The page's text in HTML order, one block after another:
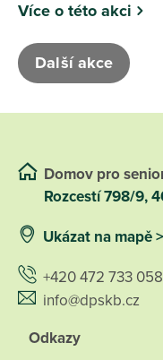
Více o této akci
Další akce
Domov pro
Rozcestí 798/9,
Ukázat na mapě >
+420 472 733 058
info@dpskb.cz
Odkazy